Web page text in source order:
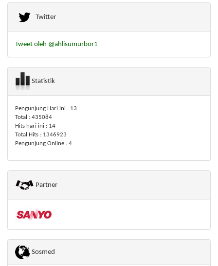
Twitter
Tweet oleh @ahlisumurbor1
Statistik
Pengunjung Hari ini : 13
Total : 435084
Hits hari ini : 14
Total Hits : 1346923
Pengunjung Online : 4
Partner
Sosmed